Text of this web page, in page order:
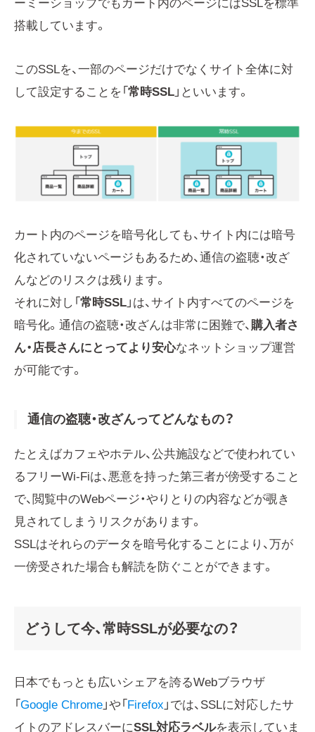
ーミーショップでもカート内のページにはSSLを標準
搭載しています。
このSSLを、一部のページだけでなくサイト全体に対
して設定することを「 常時SSL 」といいます。
カート内のページを暗号化しても、サイト内には暗号
化されていないページもあるため、通信の盗聴・改ざ
んなどのリスクは残ります。
それに対し「 常時SSL 」は、サイト内すべてのページを
暗号化。通信の盗聴・改ざんは非常に困難で、 購入者さ
ん・店長さんにとってより安心なネットショップ運営
が可能です。
通信の盗聴・改ざんってどんなもの？
たとえばカフェやホテル、公共施設などで使われてい
るフリーWi-Fiは、悪意を持った第三者が傍受すること
で、閲覧中のWebページ・やりとりの内容などが覗き
見されてしまうリスクがあります。
SSLはそれらのデータを暗号化することにより、万が
一傍受された場合も解読を防ぐことができます。
どうして今、常時SSLが必要なの？
日本でもっとも広いシェアを誇るWebブラウザ
「 Google Chrome 」や「 Firefox 」では、SSLに対応したサ
イトのアドレスバーにSSL対応ラベルを表示していま